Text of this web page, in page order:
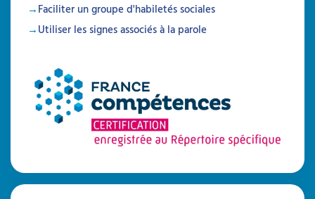
Faciliter un groupe d'habiletés sociales
Utiliser les signes associés à la parole